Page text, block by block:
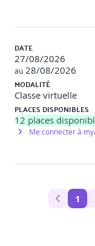
DATE
27/08/2026
au 28/08/2026
MODALITÉ
Classe virtuelle
PLACES DISPONIBLES
12 places
Me connecter à
1